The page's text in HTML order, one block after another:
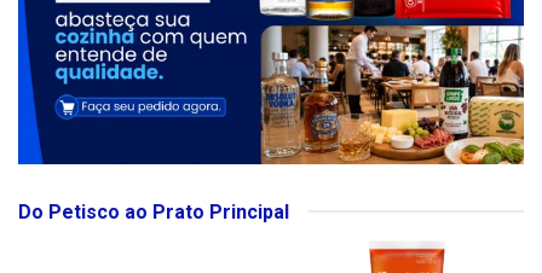
Do Petisco ao Prato Principal